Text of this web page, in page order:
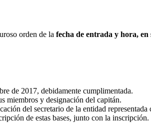
orden de la fecha de entrada y hora, en
de 2017, debidamente cumplimentada.
miembros y designación del capitán.
del secretario de la entidad
de estas bases, junto con la inscripción.